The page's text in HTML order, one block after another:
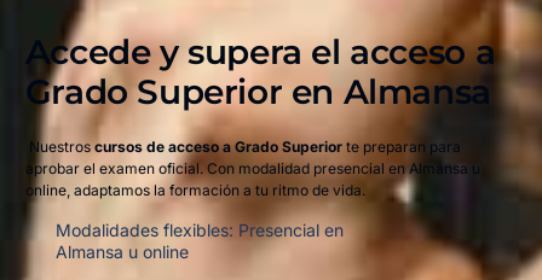
Accede y supera el acceso a
Grado Superior en Almansa​
Nuestroscursos de acceso a Grado Superiorte preparan para
aprobar el examen oficial. Con modalidad presencial en Almansa u
online, adaptamos la formación a tu ritmo de vida.
Modalidades flexibles: Presencial en
Almansa u online